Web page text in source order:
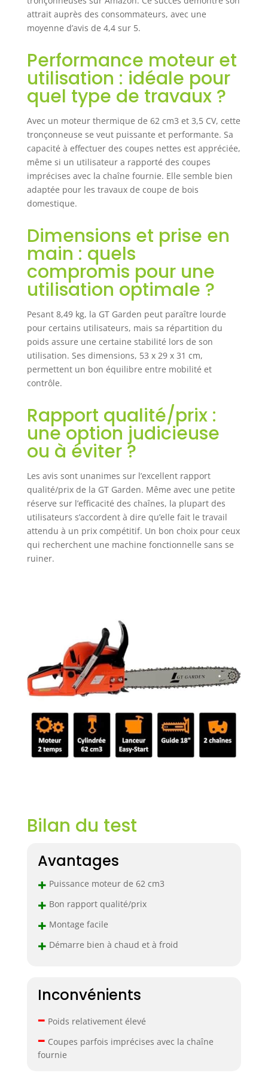
20 et 22 pouces
de marque GT
de coupe. Produit
expédié depuis la
France en envoi
suivi.
attrait auprès des consommateurs, avec une
moyenne d’avis de 4,4 sur 5.
Performance moteur et
utilisation : idéale pour
quel type de travaux ?
Avec un moteur thermique de 62 cm3 et 3,5 CV, cette
tronçonneuse se veut puissante et performante. Sa
capacité à effectuer des coupes nettes est appréciée,
même si un utilisateur a rapporté des coupes
imprécises avec la chaîne fournie. Elle semble bien
adaptée pour les travaux de coupe de bois
domestique.
Dimensions et prise en
main : quels
compromis pour une
utilisation optimale ?
Pesant 8,49 kg, la GT Garden peut paraître lourde
pour certains utilisateurs, mais sa répartition du
poids assure une certaine stabilité lors de son
utilisation. Ses dimensions, 53 x 29 x 31 cm,
permettent un bon équilibre entre mobilité et
contrôle.
Rapport qualité/prix :
une option judicieuse
ou à éviter ?
Les avis sont unanimes sur l’excellent rapport
qualité/prix de la GT Garden. Même avec une petite
réserve sur l’efficacité des chaînes, la plupart des
utilisateurs s’accordent à dire qu’elle fait le travail
attendu à un prix compétitif. Un bon choix pour ceux
qui recherchent une machine fonctionnelle sans se
ruiner.
Bilan du test
Avantages
+ Puissance moteur de 62 cm3
+ Bon rapport qualité/prix
+ Montage facile
+ Démarre bien à chaud et à froid
Inconvénients
– Poids relativement élevé
– Coupes parfois imprécises avec la chaîne
fournie